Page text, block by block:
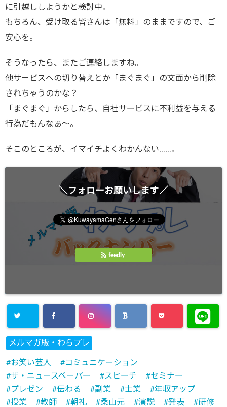
に引越ししようかと検討中。
もちろん、受け取る皆さんは「無料」のままですので、ご
安心を。
そうなったら、またご連絡しますね。
他サービスへの切り替えとか「まぐまぐ」の文面から削除
されちゃうのかな？
「まぐまぐ」からしたら、自社サービスに不利益を与える
行為だもんなぁ～。
そこのところが、イマイチよくわかんない……。
＼フォローお願いします／
feedly
メルマガ版・わらプレ
お笑い芸人
コミュニケーション
ザ・ニュースペーパー
スピーチ
セミナー
プレゼン
伝わる 副業 士業
年収アップ
授業
教師 朝礼 桑山元 演説 発表
研修